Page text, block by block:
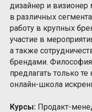
дизайнер и визионер
в различных
работу в крупных
участие в
а также
брендами.
предлагать только
онлайн-школа
Курсы: Продакт-